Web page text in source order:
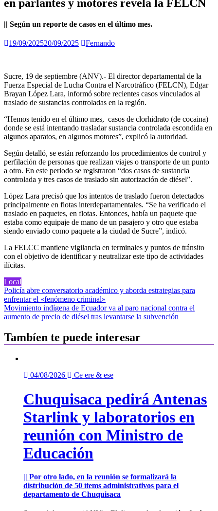
en parlantes y motores revela la FELCN
|| Según un reporte de casos en el último mes.
19/09/202520/09/2025 Fernando
Sucre, 19 de septiembre (ANV).- El director departamental de la
Fuerza Especial de Lucha Contra el Narcotráfico (FELCN), Edgar
Brayan López Lara, informó sobre recientes casos vinculados al
traslado de sustancias controladas en la región.
“Hemos tenido en el último mes, casos de clorhidrato (de cocaina)
donde se está intentando trasladar sustancia controlada escondida en
algunos aparatos, en algunos motores”, explicó la autoridad.
Según detalló, se están reforzando los procedimientos de control y
perfilación de personas que realizan viajes o transporte de un punto
a otro. En este periodo se registraron “dos casos de sustancia
controlada y tres casos de traslado sin autorización de diésel”.
López Lara precisó que los intentos de traslado fueron detectados
principalmente en flotas interdepartamentales. “Se ha verificado el
traslado en paquetes, en flotas. Entonces, había un paquete que
estaba como equipaje de mano de un pasajero y otro que estaba
siendo enviado como paquete a la ciudad de Sucre”, indicó.
La FELCC mantiene vigilancia en terminales y puntos de tránsito
con el objetivo de identificar y neutralizar este tipo de actividades
ilícitas.
Local
Navegación
de
entradas
Policía abre conversatorio académico y aborda estrategias para
enfrentar el «fenómeno criminal»
Movimiento indígena de Ecuador va al paro nacional contra el
aumento de precio de diésel tras levantarse la subvención
Tambíen te puede interesar
04/08/2026 Ce ere & ese
Chuquisaca pedirá Antenas
Starlink y laboratorios en
reunión con Ministro de
Educación
|| Por otro lado, en la reunión se formalizará la
distribución de 50 ítems administrativos para el
departamento de Chuquisaca